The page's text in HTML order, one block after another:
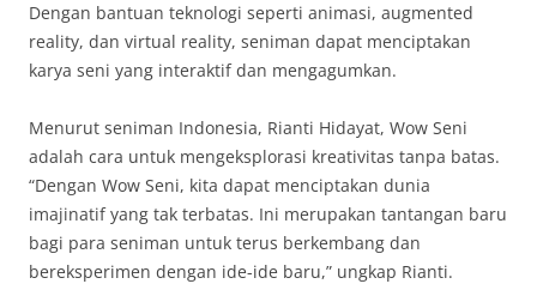
Dengan bantuan teknologi seperti animasi, augmented
reality, dan virtual reality, seniman dapat menciptakan
karya seni yang interaktif dan mengagumkan.
Menurut seniman Indonesia, Rianti Hidayat, Wow Seni
adalah cara untuk mengeksplorasi kreativitas tanpa batas.
“Dengan Wow Seni, kita dapat menciptakan dunia
imajinatif yang tak terbatas. Ini merupakan tantangan baru
bagi para seniman untuk terus berkembang dan
bereksperimen dengan ide-ide baru,” ungkap Rianti.